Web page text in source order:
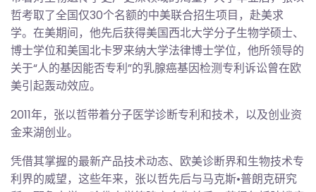
哲考取了全国仅30个名额的中美联合招生项目，赴美求
学。在美期间，他先后获得美国西北大学分子生物学硕士、
博士学位和美国北卡罗来纳大学法律博士学位，他所领导的
关于“人的基因能否专利”的乳腺癌基因检测专利诉讼曾在欧
美引起轰动效应。
2011年，张以哲带着分子医学诊断专利和技术，以及创业资
金来湖创业。
凭借其掌握的最新产品技术动态、欧美诊断界和生物技术专
利界的威望，这些年来，张以哲先后与马克斯•普朗克研究